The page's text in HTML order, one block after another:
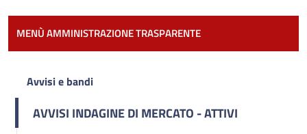
MENÙ AMMINISTRAZIONE TRASPARENTE
Avvisi e bandi
AVVISI INDAGINE DI MERCATO - ATTIVI